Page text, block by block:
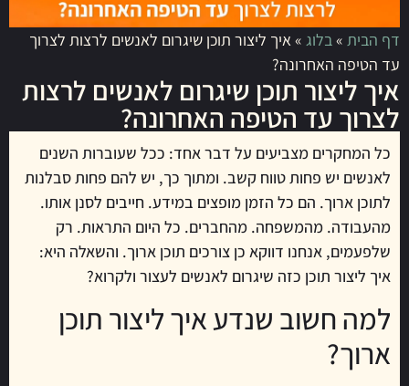
דף הבית »בלוג »איך ליצור תוכן שיגרום לאנשים לרצות לצרוך
עד הטיפה האחרונה?
איך ליצור תוכן שיגרום לאנשים לרצות
לצרוך עד הטיפה האחרונה?
כל המחקרים מצביעים על דבר אחד: ככל שעוברות השנים
לאנשים יש פחות טווח קשב. ומתוך כך, יש להם פחות סבלנות
לתוכן ארוך. הם כל הזמן מופצים במידע. חייבים לסנן אותו.
מהעבודה. מהמשפחה. מהחברים. כל היום התראות. רק
שלפעמים, אנחנו דווקא כן צורכים תוכן ארוך. והשאלה היא:
איך ליצור תוכן כזה שיגרום לאנשים לעצור ולקרוא?
למה חשוב שנדע איך ליצור תוכן
ארוך?